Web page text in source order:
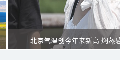
北京气温创今年来新高 焖蒸